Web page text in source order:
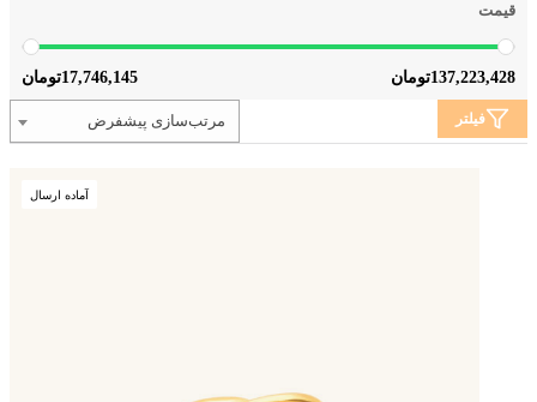
قیمت
17,746,145تومان 137,223,428تومان
مرتب‌سازی پیشفرض فیلتر
آماده ارسال